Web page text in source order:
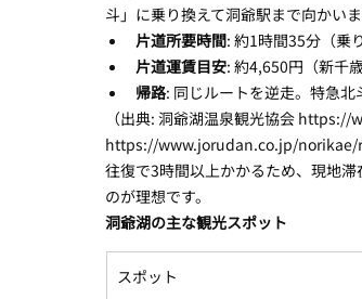
斗」に乗り換えて洞爺駅まで向かい
片道所要時間: 約1時間35分（乗
片道運賃目安: 約4,650円（新千
帰路: 同じルートを逆走。特急
（出典: 洞爺湖温泉観光協会
https://www.jorudan.co.jp/norikae/
往復で3時間以上かかるため、現地
のが理想です。
洞爺湖の主な観光スポット
スポット